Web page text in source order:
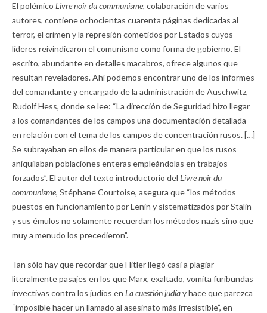
El polémico Livre noir du communisme, colaboración de varios
autores, contiene ochocientas cuarenta páginas dedicadas al
terror, el crimen y la represión cometidos por Estados cuyos
líderes reivindicaron el comunismo como forma de gobierno. El
escrito, abundante en detalles macabros, ofrece algunos que
resultan reveladores. Ahí podemos encontrar uno de los informes
del comandante y encargado de la administración de Auschwitz,
Rudolf Hess, donde se lee: “La dirección de Seguridad hizo llegar
a los comandantes de los campos una documentación detallada
en relación con el tema de los campos de concentración rusos. […]
Se subrayaban en ellos de manera particular en que los rusos
aniquilaban poblaciones enteras empleándolas en trabajos
forzados”. El autor del texto introductorio del Livre noir du
communisme, Stéphane Courtoise, asegura que “los métodos
puestos en funcionamiento por Lenin y sistematizados por Stalin
y sus émulos no solamente recuerdan los métodos nazis sino que
muy a menudo los precedieron”.
Tan sólo hay que recordar que Hitler llegó casi a plagiar
literalmente pasajes en los que Marx, exaltado, vomita furibundas
invectivas contra los judíos en La cuestión judíay hace que parezca
“imposible hacer un llamado al asesinato más irresistible”, en